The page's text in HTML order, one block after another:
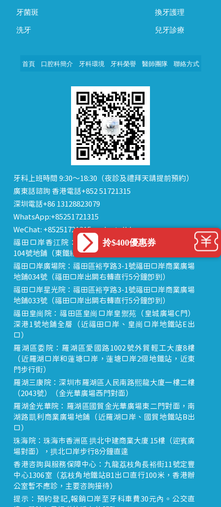
牙菌斑
洗牙
換牙護理
兒牙診療
首頁 口腔科簡介 牙科環境 牙科榮譽 醫師團隊 聯絡方式
牙科上班時間 9:30～18:30（夜診及禮拜天請提前預約）
廣東話諮詢 香港電話+852 51721315
深圳電話+86 13128823079
WhatsApp:+85251721315
WeChat: +85251721315 or dentalhk
福田口岸香江院：福田區福田口岸正對面，海悅華城
104號地鋪（東鐵線落馬洲站出關對面即到）
福田口岸廣場院：福田區裕亨路3-1號福田口岸商業廣場
地鋪034號（福田口岸出關右轉直行5分鐘即到）
福田口岸星光院：福田區裕亨路3-1號福田口岸商業廣場
地鋪033號（福田口岸出關右轉直行5分鐘即到）
福田皇崗院：福田區皇崗口岸皇禦苑（皇城廣場C門）
深港1號地鋪全層（近福田口岸、皇崗口岸地鐵站E出
口）
羅湖區委院：羅湖區愛國路1002號外貿輕工大廈8樓
（近羅湖口岸和蓮塘口岸，蓮塘口岸2個地鐵站，近東
門步行街）
羅湖三康院：深圳市羅湖區人民南路熙龍大廈一樓二樓
（2043號）（金光華廣場西門對面）
羅湖金光華院：羅湖區國貿金光華廣場東二門對面，南
湖路凱利商業廣場地鋪（近羅湖口岸、國貿地鐵站B出
口）
珠海院：珠海市香洲區 拱北中建商業大廈 15樓（迎賓廣
場對面），拱北口岸步行8分鐘直達
香港咨詢與服務保障中心：九龍荔枝角長裕街11號定豐
中心1306室（荔枝角地鐵站B1出口直行100米，香港辦
公室暫不應診，主要咨詢接待）
提示：預約登記,報銷口岸至牙科車費30元內。公交直
拎$400優惠券